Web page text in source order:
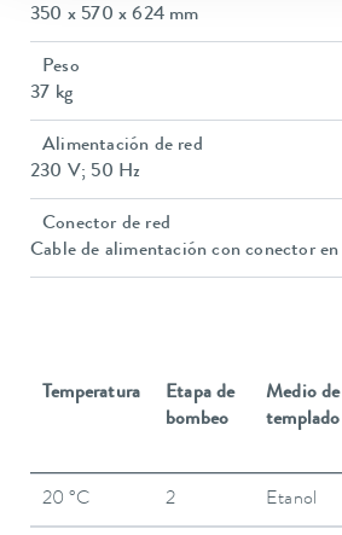
350 x 570 x 624 mm
Peso
37 kg
Alimentación de red
230 V; 50 Hz
Conector de red
Cable de alimentación con conector
Temperatura
Etapa de
bombeo
Medio de
templado
20 °C 2 Etanol